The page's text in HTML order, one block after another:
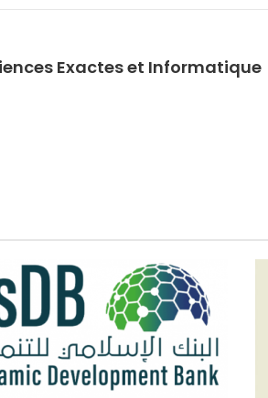
Exactes et Informatique